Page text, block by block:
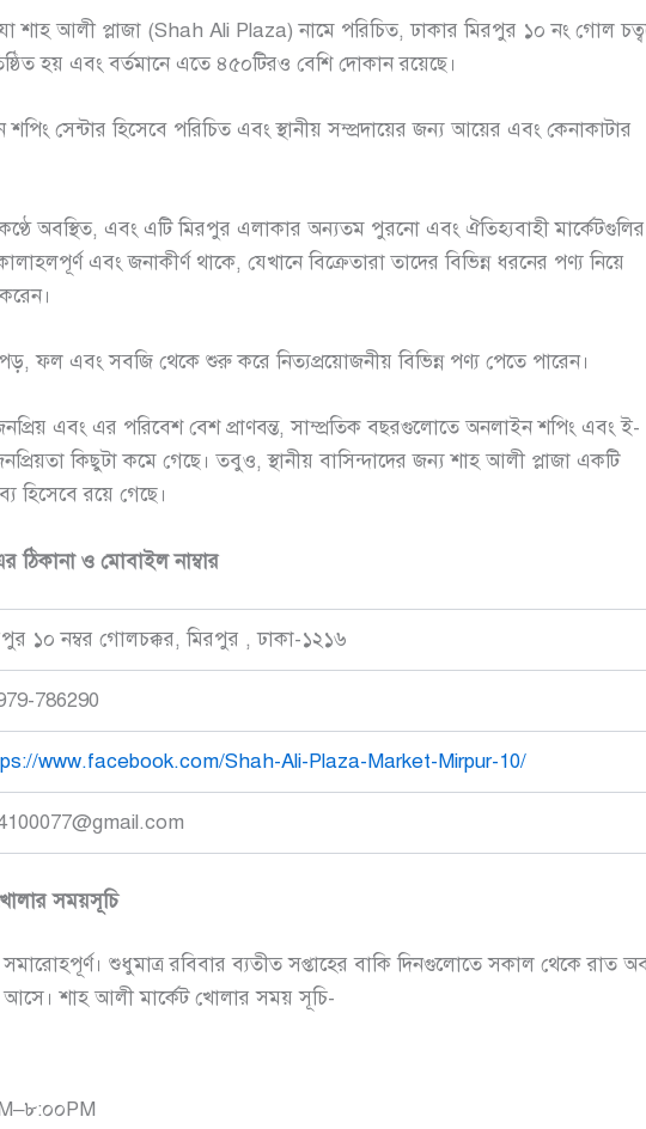
শাহ আলী প্লাজা (Shah Ali Plaza) নামে পরিচিত, ঢাকার মিরপুর ১০ নং গোল
হয় এবং বর্তমানে এতে ৪৫০টিরও বেশি দোকান রয়েছে।
শপিং সেন্টার হিসেবে পরিচিত এবং স্থানীয় সম্প্রদায়ের জন্য আয়ের এবং কেনাকাটার
অবস্থিত, এবং এটি মিরপুর এলাকার অন্যতম পুরনো এবং ঐতিহ্যবাহী মার্কেটগুলির
এবং জনাকীর্ণ থাকে, যেখানে বিক্রেতারা তাদের বিভিন্ন ধরনের পণ্য নিয়ে
ফল এবং সবজি থেকে শুরু করে নিত্যপ্রয়োজনীয় বিভিন্ন পণ্য পেতে পারেন।
এবং এর পরিবেশ বেশ প্রাণবন্ত, সাম্প্রতিক বছরগুলোতে অনলাইন শপিং এবং ই-
কিছুটা কমে গেছে। তবুও, স্থানীয় বাসিন্দাদের জন্য শাহ আলী প্লাজা একটি
হিসেবে রয়ে গেছে।
ঠিকানা ও মোবাইল নাম্বার
১০ নম্বর গোলচক্কর, মিরপুর , ঢাকা-১২১৬
786290
www.facebook.com/Shah-Ali-Plaza-Market-Mirpur-10/
সময়সূচি
শুধুমাত্র রবিবার ব্যতীত সপ্তাহের বাকি দিনগুলোতে সকাল থেকে রাত
আসে। শাহ আলী মার্কেট খোলার সময় সূচি-